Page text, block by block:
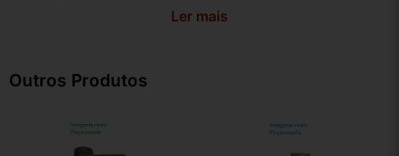
Ler mais
Outros Produtos